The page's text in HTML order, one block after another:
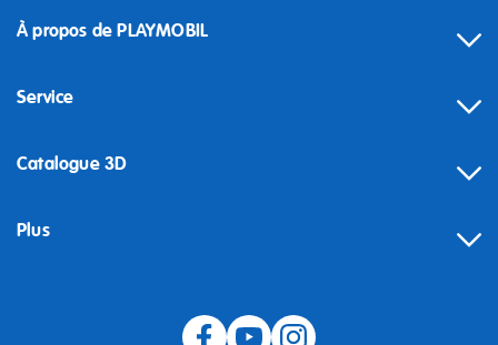
À propos de PLAYMOBIL
Service
Catalogue 3D
Plus